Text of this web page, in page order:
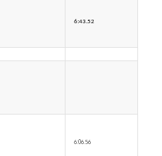
6:43.52
6:06.56